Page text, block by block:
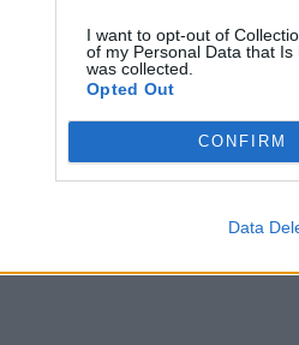
I want to opt-out of
of my Personal Data that
was collected.
Opted Out
CONFIRM
Data